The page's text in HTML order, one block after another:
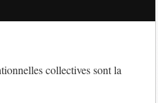
collectives sont la